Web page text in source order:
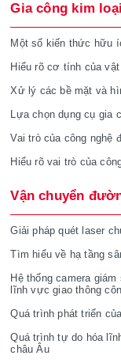
Gia công kim
Một số kiến thức hữu
Hiểu rõ cơ tính của
Xử lý các bề mặt và
Lựa chọn dụng cụ gia
Vai trò của công nghệ
Hiểu rõ vai trò của
Vận chuyển
Giải pháp quét laser
Tìm hiểu về hạ tầng
Hệ thống camera
lĩnh vực giao thông
Quá trình phát triển
Quá trình tự do hóa
châu Âu